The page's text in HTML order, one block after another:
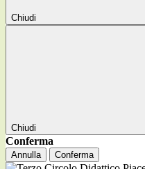
Chiudi
Chiudi
Conferma
Annulla Conferma